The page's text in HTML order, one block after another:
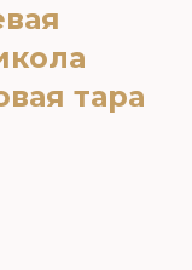
тара